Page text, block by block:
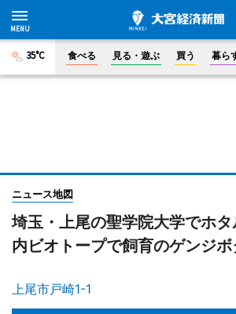
35°C 食べる 見る・遊ぶ 買う 暮ら
ニュース地図
埼玉・上尾の聖学院大学でホ
内ビオトープで飼育のゲンジボ
上尾市戸崎1-1